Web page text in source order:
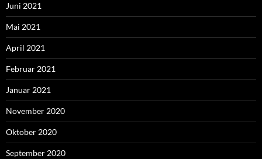
Juni 2021
Mai 2021
April 2021
Februar 2021
Januar 2021
November 2020
Oktober 2020
September 2020